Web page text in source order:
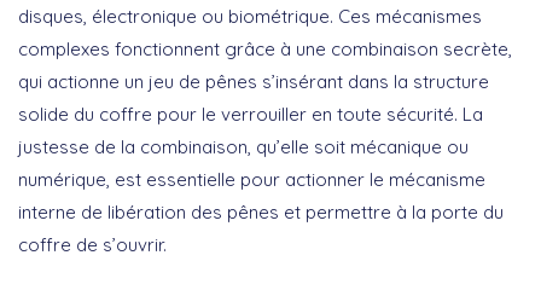
disques, électronique ou biométrique. Ces mécanismes
complexes fonctionnent grâce à une combinaison secrète,
qui actionne un jeu de pênes s’insérant dans la structure
solide du coffre pour le verrouiller en toute sécurité. La
justesse de la combinaison, qu’elle soit mécanique ou
numérique, est essentielle pour actionner le mécanisme
interne de libération des pênes et permettre à la porte du
coffre de s’ouvrir.